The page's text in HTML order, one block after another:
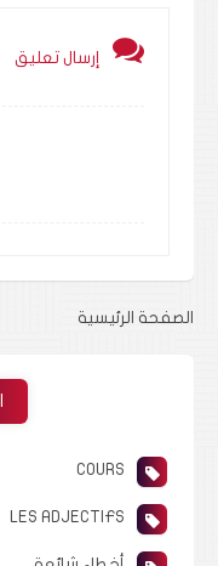
إرسال تعليق
الصفحة الرئيسية
COURS
LES ADJECTIFS